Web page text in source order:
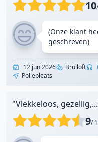
10
(Onze klant
geschreven)
12 jun 2026 Bruiloft
Pollepleats
"Vlekkeloos,
9/